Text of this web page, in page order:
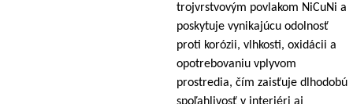
trojvrstvovým povlakom NiCuNi a
poskytuje vynikajúcu odolnosť
proti korózii, vlhkosti, oxidácii a
opotrebovaniu vplyvom
prostredia, čím zaisťuje dlhodobú